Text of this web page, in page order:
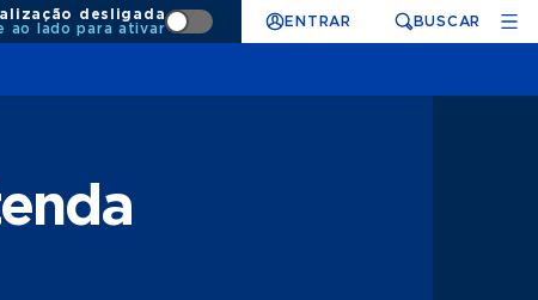
desligada
ao lado para ativar
ENTRAR BUSCAR